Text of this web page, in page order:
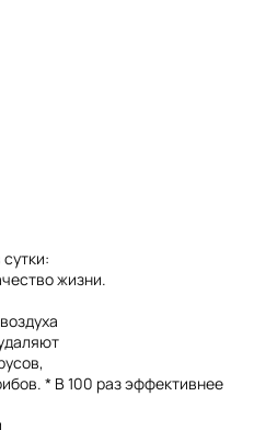
жизни.
* В 100 раз эффективнее